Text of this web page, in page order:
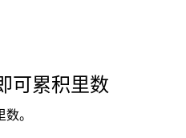
可累积里数
。